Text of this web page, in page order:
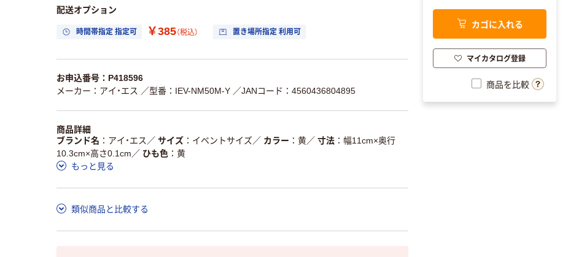
配送オプション
時間帯指定 指定可 ￥385（税込） 置き場所指定 利用可
お申込番号：P418596
メーカー：アイ・エス ／型番：IEV-NM50M-Y ／JANコード：4560436804895
商品詳細
ブランド名
アイ・エス ／ サイズ イベントサイズ／ カラー 黄／ 寸法
幅11cm×奥行
10.3cm×高さ0.1cm ／ ひも色
黄
もっと見る
類似商品と比較する
カゴに入れる
マイカタログ登録
商品を比較